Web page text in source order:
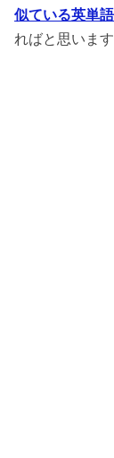
似ている英単
ればと思います